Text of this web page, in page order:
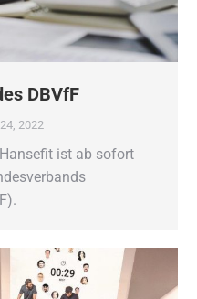
DBVfF
2022
ist ab sofort